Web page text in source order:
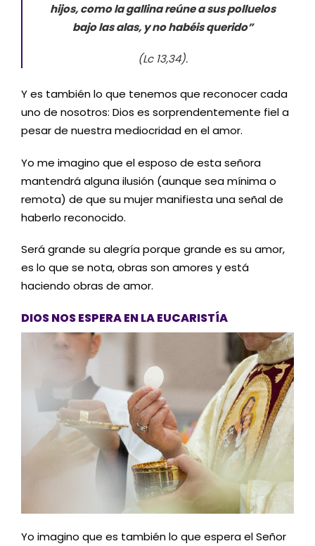
hijos, como la gallina reúne a sus polluelos
bajo las alas, y no habéis querido”
(Lc 13,34).
Y es también lo que tenemos que reconocer cada
uno de nosotros: Dios es sorprendentemente fiel a
pesar de nuestra mediocridad en el amor.
Yo me imagino que el esposo de esta señora
mantendrá alguna ilusión (aunque sea mínima o
remota) de que su mujer manifiesta una señal de
haberlo reconocido.
Será grande su alegría porque grande es su amor,
es lo que se nota, obras son amores y está
haciendo obras de amor.
DIOS NOS ESPERA EN LA EUCARISTÍA
Yo imagino que es también lo que espera el Señor